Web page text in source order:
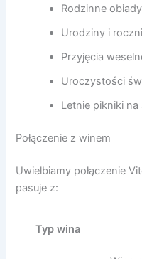
Rodzinne obiady
Urodziny i
Przyjęcia
Uroczystości
Letnie pikniki
Połączenie z winem
Uwielbiamy połączenie
pasuje z:
Typ wina